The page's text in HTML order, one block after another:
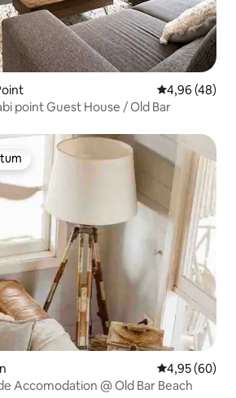
4,96 af 5 í
4,96 (48)
point Guest House / Old Bar
4,95 af 5 í
4,95 (60)
Accomodation @ Old Bar Beach